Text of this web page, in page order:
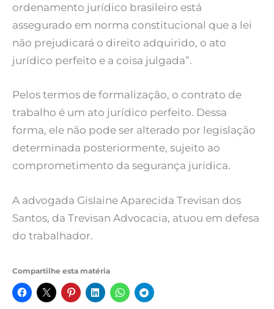
ordenamento jurídico brasileiro está
assegurado em norma constitucional que a lei
não prejudicará o direito adquirido, o ato
jurídico perfeito e a coisa julgada”.
Pelos termos de formalização, o contrato de
trabalho é um ato jurídico perfeito. Dessa
forma, ele não pode ser alterado por legislação
determinada posteriormente, sujeito ao
comprometimento da segurança jurídica.
A advogada Gislaine Aparecida Trevisan dos
Santos, da Trevisan Advocacia, atuou em defesa
do trabalhador.
Compartilhe esta matéria